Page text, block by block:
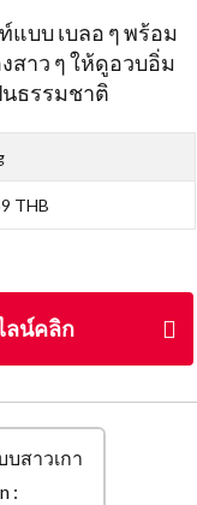
บบ เบลอ ๆ พร้อม
สาว ๆ ให้ดูอวบอิ่ม
นธรรมชาติ
THB
ลน์คลิก
สาวเกา
: